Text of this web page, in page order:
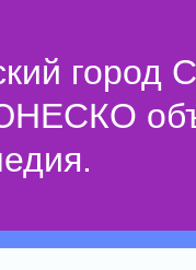
город